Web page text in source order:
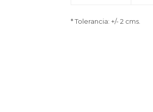
* Tolerancia: +/- 2 cms.